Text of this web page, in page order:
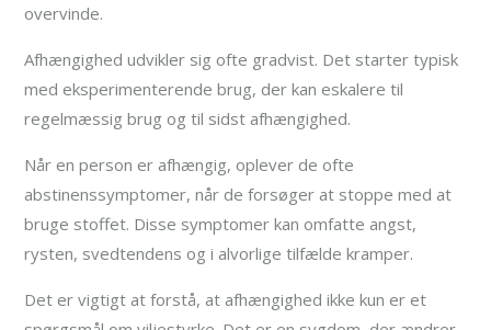
overvinde.
Afhængighed udvikler sig ofte gradvist. Det starter typisk
med eksperimenterende brug, der kan eskalere til
regelmæssig brug og til sidst afhængighed.
Når en person er afhængig, oplever de ofte
abstinenssymptomer, når de forsøger at stoppe med at
bruge stoffet. Disse symptomer kan omfatte angst,
rysten, svedtendens og i alvorlige tilfælde kramper.
Det er vigtigt at forstå, at afhængighed ikke kun er et